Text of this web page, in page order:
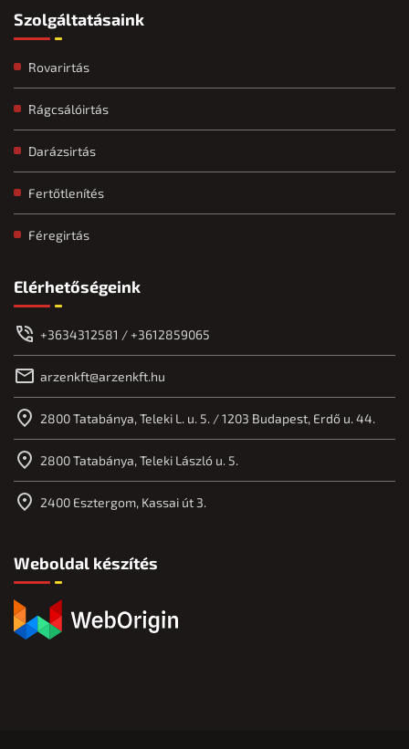
Szolgáltatásaink
Rovarirtás
Rágcsálóirtás
Darázsirtás
Fertőtlenítés
Féregirtás
Elérhetőségeink
+3634312581 / +3612859065
arzenkft@arzenkft.hu
2800 Tatabánya, Teleki L. u. 5. / 1203 Budapest, Erdő u. 44.
2800 Tatabánya, Teleki László u. 5.
2400 Esztergom, Kassai út 3.
Weboldal készítés